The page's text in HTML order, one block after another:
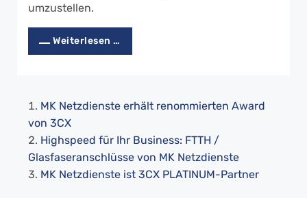
umzustellen.
Weiterlesen …
MK Netzdienste erhält renommierten Award
von 3CX
Highspeed für Ihr Business: FTTH /
Glasfaseranschlüsse von MK Netzdienste
MK Netzdienste ist 3CX PLATINUM-Partner